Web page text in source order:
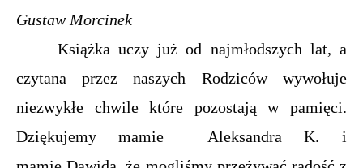
Gustaw Morcinek
Książka uczy już od najmłodszych lat, a
czytana przez naszych Rodziców wywołuje
niezwykłe chwile które pozostają w pamięci.
Dziękujemy mamie Aleksandra K. i